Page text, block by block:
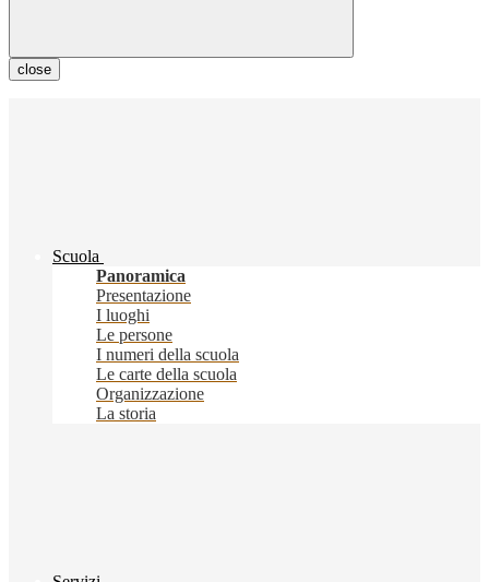
close
Scuola
Panoramica
Presentazione
I luoghi
Le persone
I numeri della scuola
Le carte della scuola
Organizzazione
La storia